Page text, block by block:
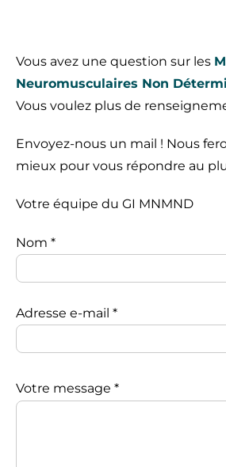
Vous avez une question sur les
Neuromusculaires Non
Vous voulez plus de
Envoyez-nous un mail ! Nous
mieux pour vous répondre au
Votre équipe du GI MNMND
Nom *
Adresse e-mail *
laisser
Votre message *